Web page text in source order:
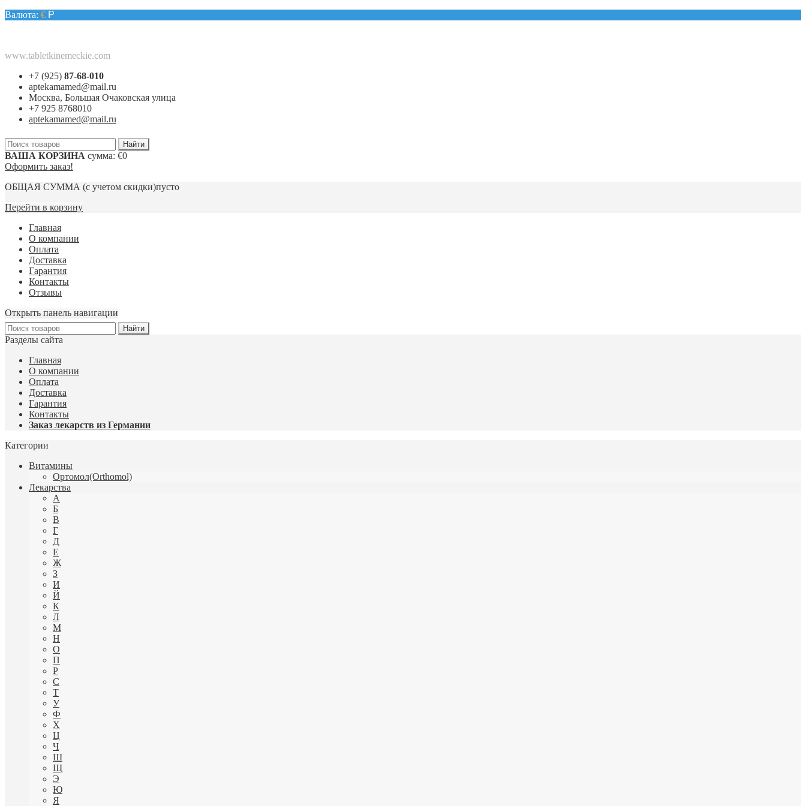
Валюта: € Р
www.tabletkinemeckie.com
+7 (925) 87-68-010
aptekamamed@mail.ru
Москва, Большая Очаковская улица
+7 925 8768010
aptekamamed@mail.ru
ВАША КОРЗИНА сумма: €0
Оформить заказ!
ОБЩАЯ СУММА (с учетом скидки)пусто
Перейти в корзину
Главная
О компании
Оплата
Доставка
Гарантия
Контакты
Отзывы
Открыть панель навигации
Разделы сайта
Главная
О компании
Оплата
Доставка
Гарантия
Контакты
Заказ лекарств из Германии
Категории
Витамины
Ортомол(Orthomol)
Лекарства
А
Б
В
Г
Д
Е
Ж
З
И
Й
К
Л
М
Н
О
П
Р
С
Т
У
Ф
Х
Ц
Ч
Ш
Щ
Э
Ю
Я